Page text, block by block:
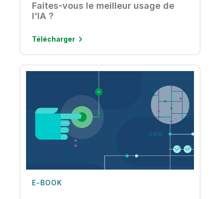
Faites-vous le meilleur usage de
l'IA ?
Télécharger
E-BOOK